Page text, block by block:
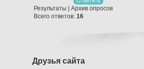
Результаты
Архив опросов
Всего ответов: 16
Друзья сайта